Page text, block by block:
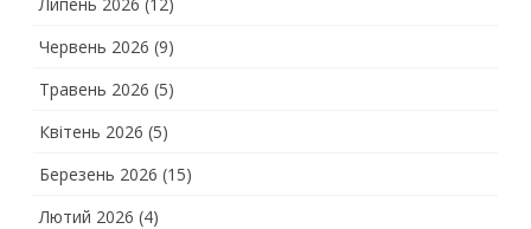
Червень 2026 (9)
Травень 2026 (5)
Квітень 2026 (5)
Березень 2026 (15)
Лютий 2026 (4)